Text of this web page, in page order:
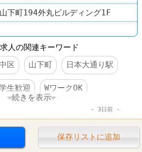
下町194外丸ビルディング1F
人の関連キーワード
区 山下町 日本大通り駅
生歓迎 WワークOK
短時間でもＯＫ
のオシゴト 制服あり
続きを表示
3日前
保存リストに追加